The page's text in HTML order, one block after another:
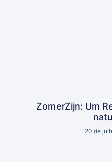
ZomerZijn: Um
20 de